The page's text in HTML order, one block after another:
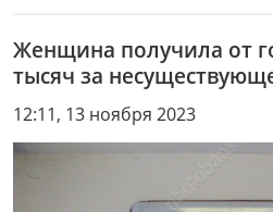
Женщина получила от
тысяч за
12:11, 13 ноября 2023